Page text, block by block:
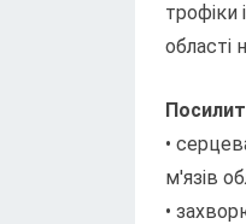
трофіки
області
•
м'язів
•